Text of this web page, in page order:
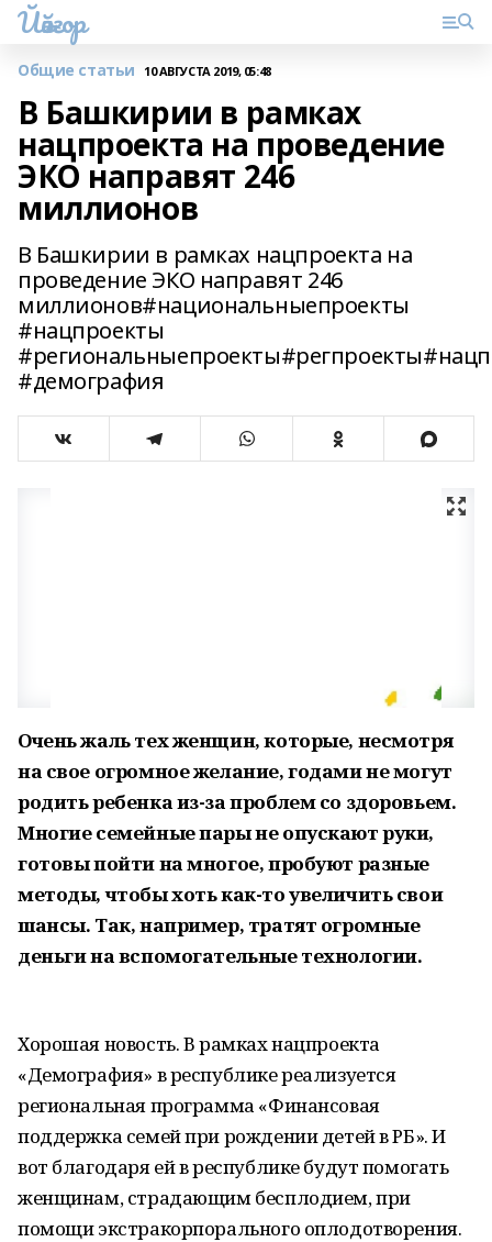
Йәйғор
Общие статьи 10 АВГУСТА 2019, 05:48
В Башкирии в рамках
нацпроекта на проведение
ЭКО направят 246
миллионов
В Башкирии в рамках нацпроекта на
проведение ЭКО направят 246
миллионов#национальныепроекты
#нацпроекты
#демография
Очень жаль тех женщин, которые, несмотря
на свое огромное желание, годами не могут
родить ребенка из-за проблем со здоровьем.
Многие семейные пары не опускают руки,
готовы пойти на многое, пробуют разные
методы, чтобы хоть как-то увеличить свои
шансы. Так, например, тратят огромные
деньги на вспомогательные технологии.
Хорошая новость. В рамках нацпроекта
«Демография» в республике реализуется
региональная программа «Финансовая
поддержка семей при рождении детей в РБ». И
вот благодаря ей в республике будут помогать
женщинам, страдающим бесплодием, при
помощи экстракорпорального оплодотворения.